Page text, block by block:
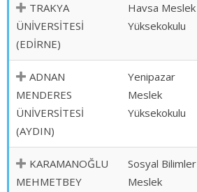
TRAKYA
ÜNİVERSİTESİ
(EDİRNE)
Havsa Meslek
Yüksekokulu
ADNAN
MENDERES
ÜNİVERSİTESİ
(AYDIN)
Yenipazar
Meslek
Yüksekokulu
KARAMANOĞLU
MEHMETBEY
Sosyal Bilimler
Meslek